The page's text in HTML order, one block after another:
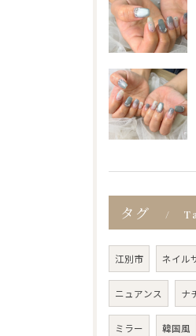
タグ
江別市 ネイル
ニュアンス ナ
ミラー 韓国風